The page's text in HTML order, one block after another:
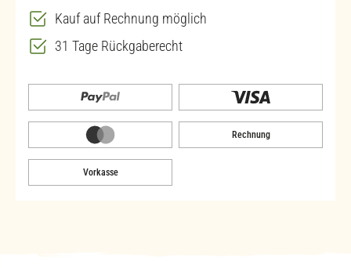
Kauf auf Rechnung möglich
31 Tage Rückgaberecht
Rechnung
Vorkasse